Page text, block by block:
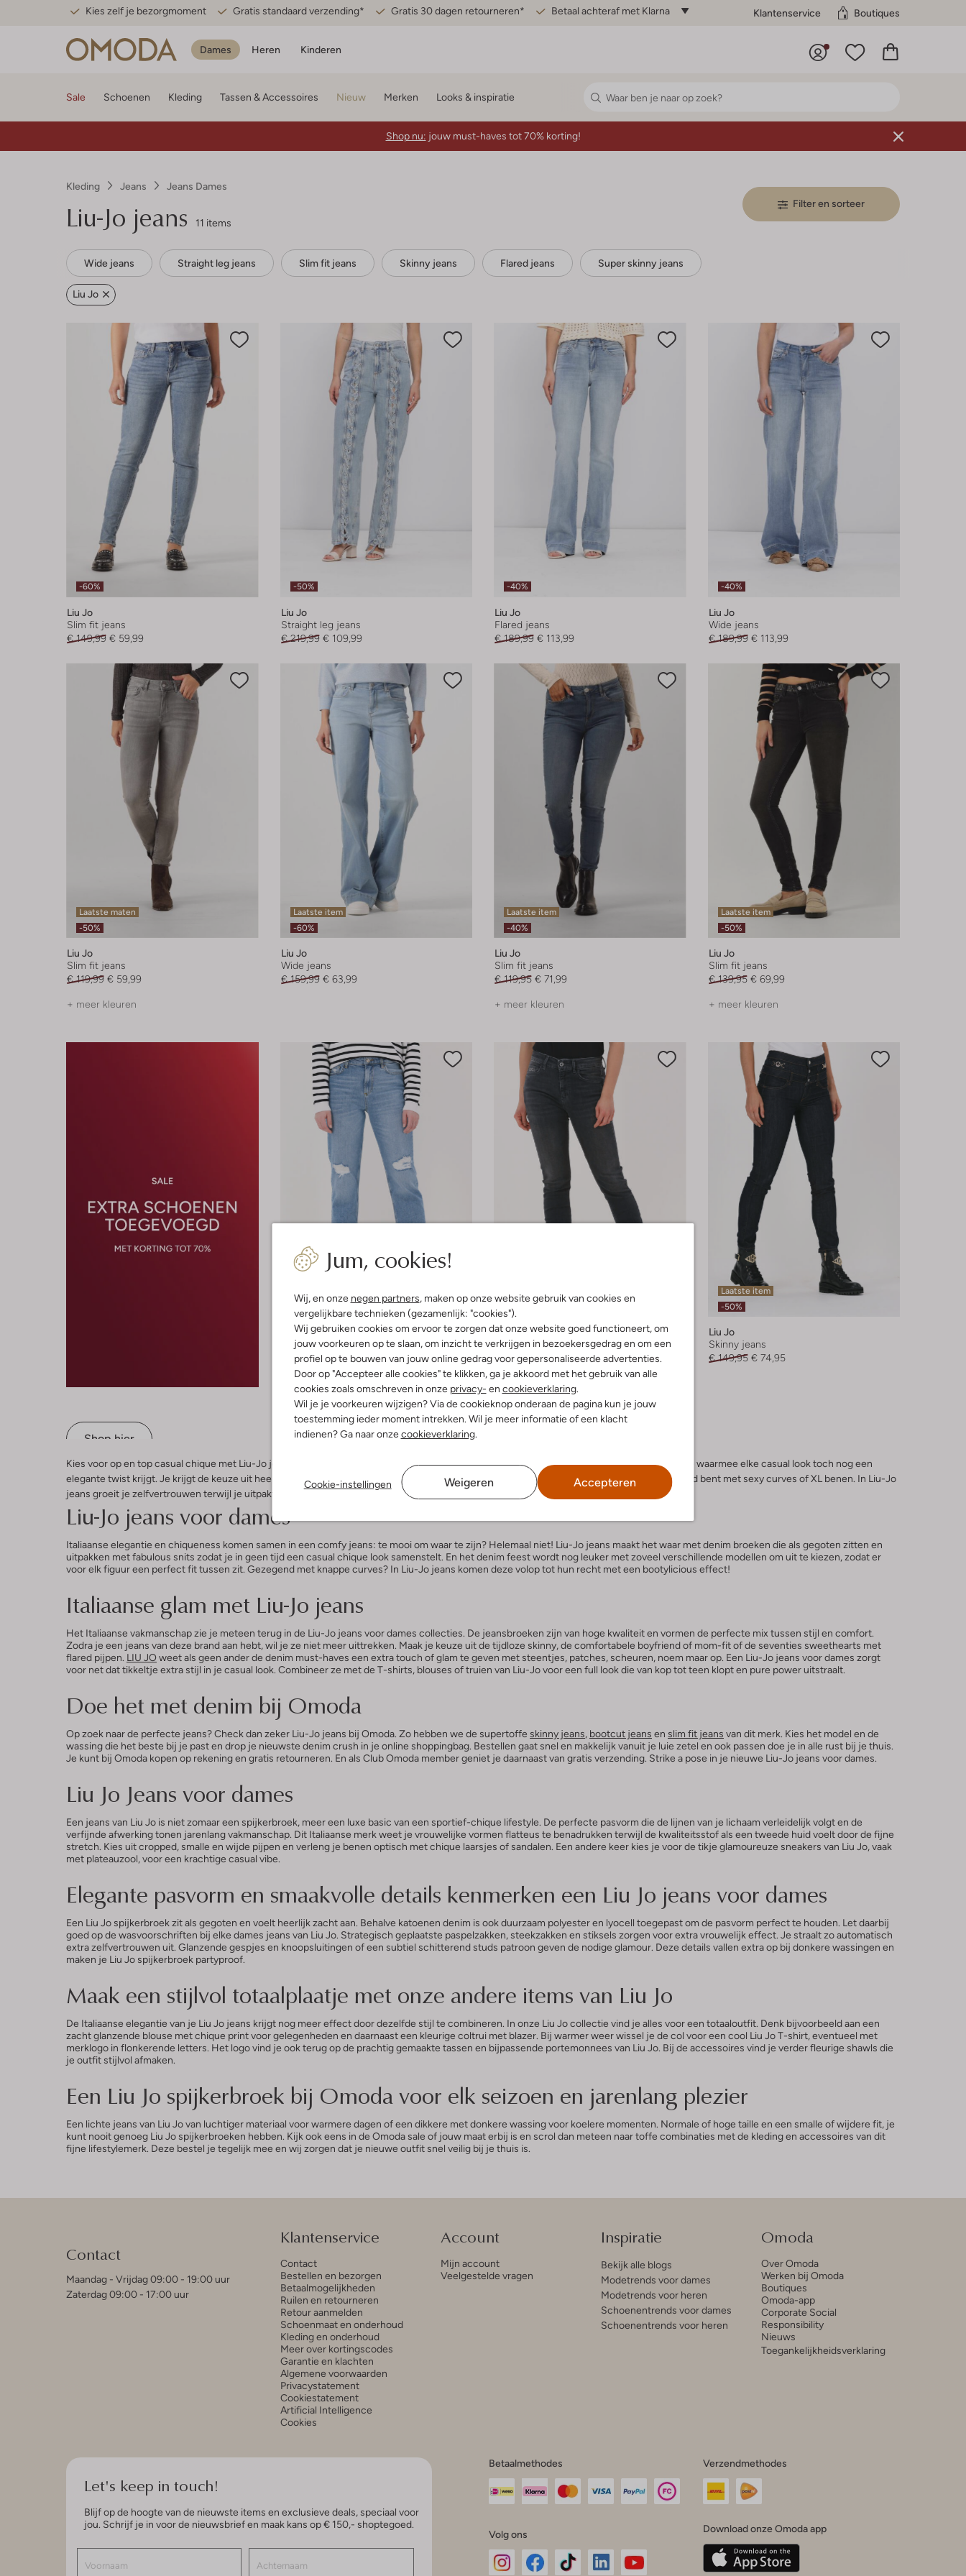
Kies zelf je bezorgmoment Gratis standaard verzending* Gratis 30 dagen retourneren* Betaal achteraf met Klarna Klantenservice Boutiques
Dames Heren Kinderen
Jum, cookies!
Wij, en onze negen partners, maken op onze website gebruik van cookies en
vergelijkbare technieken (gezamenlijk: "cookies").
Wij gebruiken cookies om ervoor te zorgen dat onze website goed functioneert, om
jouw voorkeuren op te slaan, om inzicht te verkrijgen in bezoekersgedrag en om een
profiel op te bouwen van jouw online gedrag voor gepersonaliseerde advertenties.
Door op "Accepteer alle cookies" te klikken, ga je akkoord met het gebruik van alle
cookies zoals omschreven in onze privacy- en cookieverklaring.
Wil je je voorkeuren wijzigen? Via de cookieknop onderaan de pagina kun je jouw
toestemming ieder moment intrekken. Wil je meer informatie of een klacht
indienen? Ga naar onzecookieverklaring.
Cookie-instellingen Weigeren Accepteren
Sale Schoenen Kleding Tassen & Accessoires Nieuw Merken Looks & inspiratie
Shop nu: jouw must-haves tot 70% korting!
Kleding Jeans Jeans Dames
Liu-Jo jeans 11 items
Filter en sorteer
Wide jeans Straight leg jeans Slim fit jeans Skinny jeans Flared jeans Super skinny jeans
Liu Jo
-60%
Liu Jo
Slim fit jeans
€ 149,99 € 59,99
-50%
Liu Jo
Straight leg jeans
€ 219,99 € 109,99
-40%
Liu Jo
Flared jeans
€ 189,99 € 113,99
-40%
Liu Jo
Wide jeans
€ 189,99 € 113,99
Laatste maten
-50%
Liu Jo
Slim fit jeans
€ 119,99 € 59,99
+ meer kleuren
Laatste item
-60%
Liu Jo
Wide jeans
€ 159,99 € 63,99
Laatste item
-40%
Liu Jo
Slim fit jeans
€ 119,95 € 71,99
+ meer kleuren
Laatste item
-50%
Liu Jo
Slim fit jeans
€ 139,95 € 69,99
+ meer kleuren
Shop hier
-60%
Liu Jo
Straight leg jeans
€ 129,95 € 51,99
-60%
Liu Jo
Skinny jeans
€ 139,95 € 55,99
Laatste item
-50%
Liu Jo
Skinny jeans
€ 149,95 € 74,95
Kies voor op en top casual chique met Liu-Jo jeans voor dames. Comfy en classy gaan hand in hand in deze supervrouwelijke denim collectie waarmee elke casual look toch nog een
elegante twist krijgt. Je krijgt de keuze uit heel wat wassingen en modellen zodat er voor elk figuur de perfect fit tussen zit, of je nu gezegend bent met sexy curves of XL benen. In Liu-Jo
jeans groeit je zelfvertrouwen terwijl je uitpakt met een fab stijl.
Liu-Jo jeans voor dames
Italiaanse elegantie en chiqueness komen samen in een comfy jeans: te mooi om waar te zijn? Helemaal niet! Liu-Jo jeans maakt het waar met denim broeken die als gegoten zitten en
uitpakken met fabulous snits zodat je in geen tijd een casual chique look samenstelt. En het denim feest wordt nog leuker met zoveel verschillende modellen om uit te kiezen, zodat er
voor elk figuur een perfect fit tussen zit. Gezegend met knappe curves? In Liu-Jo jeans komen deze volop tot hun recht met een bootylicious effect!
Italiaanse glam met Liu-Jo jeans
Het Italiaanse vakmanschap zie je meteen terug in de Liu-Jo jeans voor dames collecties. De jeansbroeken zijn van hoge kwaliteit en vormen de perfecte mix tussen stijl en comfort.
Zodra je een jeans van deze brand aan hebt, wil je ze niet meer uittrekken. Maak je keuze uit de tijdloze skinny, de comfortabele boyfriend of mom-fit of de seventies sweethearts met
flared pijpen. LIU JOweet als geen ander de denim must-haves een extra touch of glam te geven met steentjes, patches, scheuren, noem maar op. Een Liu-Jo jeans voor dames zorgt
voor net dat tikkeltje extra stijl in je casual look. Combineer ze met de T-shirts, blouses of truien van Liu-Jo voor een full look die van kop tot teen klopt en pure power uitstraalt.
Doe het met denim bij Omoda
Op zoek naar de perfecte jeans? Check dan zeker Liu-Jo jeans bij Omoda. Zo hebben we de supertoffe skinny jeans, bootcut jeans en slim fit jeans van dit merk. Kies het model en de
wassing die het beste bij je past en drop je nieuwste denim crush in je online shoppingbag. Bestellen gaat snel en makkelijk vanuit je luie zetel en ook passen doe je in alle rust bij je thuis.
Je kunt bij Omoda kopen op rekening en gratis retourneren. En als Club Omoda member geniet je daarnaast van gratis verzending. Strike a pose in je nieuwe Liu-Jo jeans voor dames.
Liu Jo Jeans voor dames
Een jeans van Liu Jo is niet zomaar een spijkerbroek, meer een luxe basic van een sportief-chique lifestyle. De perfecte pasvorm die de lijnen van je lichaam verleidelijk volgt en de
verfijnde afwerking tonen jarenlang vakmanschap. Dit Italiaanse merk weet je vrouwelijke vormen flatteus te benadrukken terwijl de kwaliteitsstof als een tweede huid voelt door de fijne
stretch. Kies uit cropped, smalle en wijde pijpen en verleng je benen optisch met chique laarsjes of sandalen. Een andere keer kies je voor de tikje glamoureuze sneakers van Liu Jo, vaak
met plateauzool, voor een krachtige casual vibe.
Elegante pasvorm en smaakvolle details kenmerken een Liu Jo jeans voor dames
Een Liu Jo spijkerbroek zit als gegoten en voelt heerlijk zacht aan. Behalve katoenen denim is ook duurzaam polyester en lyocell toegepast om de pasvorm perfect te houden. Let daarbij
goed op de wasvoorschriften bij elke dames jeans van Liu Jo. Strategisch geplaatste paspelzakken, steekzakken en stiksels zorgen voor extra vrouwelijk effect. Je straalt zo automatisch
extra zelfvertrouwen uit. Glanzende gespjes en knoopsluitingen of een subtiel schitterend studs patroon geven de nodige glamour. Deze details vallen extra op bij donkere wassingen en
maken je Liu Jo spijkerbroek partyproof.
Maak een stijlvol totaalplaatje met onze andere items van Liu Jo
De Italiaanse elegantie van je Liu Jo jeans krijgt nog meer effect door dezelfde stijl te combineren. In onze Liu Jo collectie vind je alles voor een totaaloutfit. Denk bijvoorbeeld aan een
zacht glanzende blouse met chique print voor gelegenheden en daarnaast een kleurige coltrui met blazer. Bij warmer weer wissel je de col voor een cool Liu Jo T-shirt, eventueel met
merklogo in flonkerende letters. Het logo vind je ook terug op de prachtig gemaakte tassen en bijpassende portemonnees van Liu Jo. Bij de accessoires vind je verder fleurige shawls die
je outfit stijlvol afmaken.
Een Liu Jo spijkerbroek bij Omoda voor elk seizoen en jarenlang plezier
Een lichte jeans van Liu Jo van luchtiger materiaal voor warmere dagen of een dikkere met donkere wassing voor koelere momenten. Normale of hoge taille en een smalle of wijdere fit, je
kunt nooit genoeg Liu Jo spijkerbroeken hebben. Kijk ook eens in de Omoda sale of jouw maat erbij is en scrol dan meteen naar toffe combinaties met de kleding en accessoires van dit
fijne lifestylemerk. Deze bestel je tegelijk mee en wij zorgen dat je nieuwe outfit snel veilig bij je thuis is.
Contact
Maandag - Vrijdag 09:00 - 19:00 uur
Zaterdag 09:00 - 17:00 uur
Klantenservice
Contact
Bestellen en bezorgen
Betaalmogelijkheden
Ruilen en retourneren
Retour aanmelden
Schoenmaat en onderhoud
Kleding en onderhoud
Meer over kortingscodes
Garantie en klachten
Algemene voorwaarden
Privacystatement
Cookiestatement
Artificial Intelligence
Cookies
Account
Mijn account
Veelgestelde vragen
Inspiratie
Bekijk alle blogs
Modetrends voor dames
Modetrends voor heren
Schoenentrends voor dames
Schoenentrends voor heren
Omoda
Over Omoda
Werken bij Omoda
Boutiques
Omoda-app
Corporate Social
Responsibility
Nieuws
Toegankelijkheidsverklaring
Let's keep in touch!
Blijf op de hoogte van de nieuwste items en exclusieve deals, speciaal voor
jou. Schrijf je in voor de nieuwsbrief en maak kans op € 150,- shoptegoed.
Betaalmethodes
Volg ons
Verzendmethodes
Download onze Omoda app